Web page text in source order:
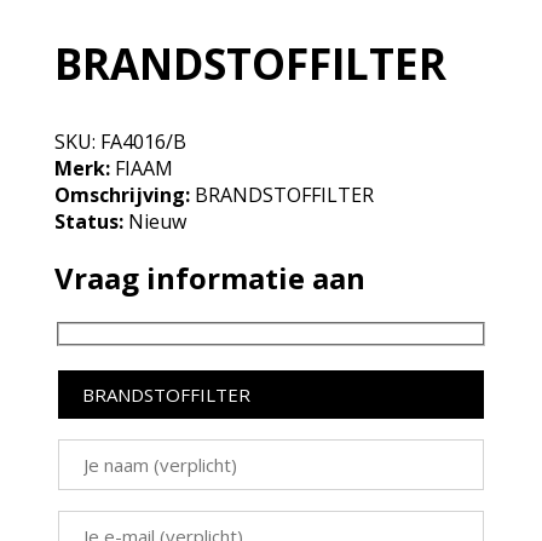
BRANDSTOFFILTER
SKU: FA4016/B
Merk:FIAAM
Omschrijving:BRANDSTOFFILTER
Status:Nieuw
Vraag informatie aan